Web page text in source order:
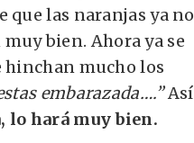
las naranjas ya no
bien. Ahora ya se
hinchan mucho los
embarazada….”Así
lo hará muy bien.